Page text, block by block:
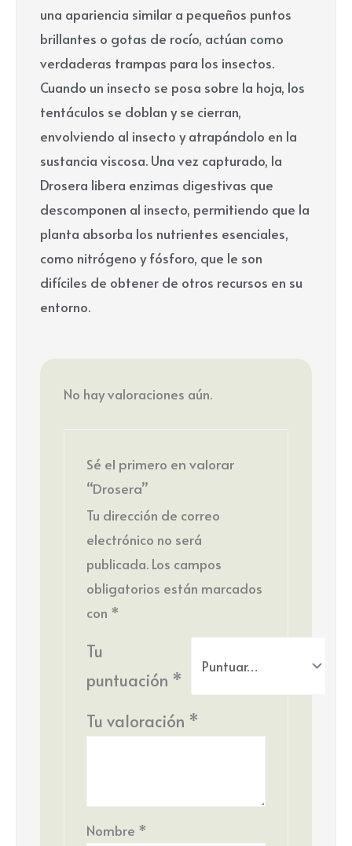
una apariencia similar a pequeños puntos
brillantes o gotas de rocío, actúan como
verdaderas trampas para los insectos.
Cuando un insecto se posa sobre la hoja, los
tentáculos se doblan y se cierran,
envolviendo al insecto y atrapándolo en la
sustancia viscosa. Una vez capturado, la
Drosera libera enzimas digestivas que
descomponen al insecto, permitiendo que la
planta absorba los nutrientes esenciales,
como nitrógeno y fósforo, que le son
difíciles de obtener de otros recursos en su
entorno.
No hay valoraciones aún.
Sé el primero en valorar
“Drosera”
Tu dirección de correo
electrónico no será
publicada. Los campos
obligatorios están marcados
con *
Tu
puntuación *
Tu valoración *
Nombre *